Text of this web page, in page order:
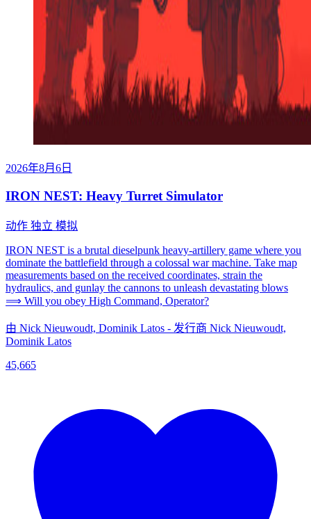
2026年8月6日
IRON NEST: Heavy Turret Simulator
动作 独立 模拟
IRON NEST is a brutal dieselpunk heavy-artillery game where you
dominate the battlefield through a colossal war machine. Take map
measurements based on the received coordinates, strain the
hydraulics, and gunlay the cannons to unleash devastating blows
⟹ Will you obey High Command, Operator?
由 Nick Nieuwoudt, Dominik Latos - 发行商 Nick Nieuwoudt,
Dominik Latos
45,665